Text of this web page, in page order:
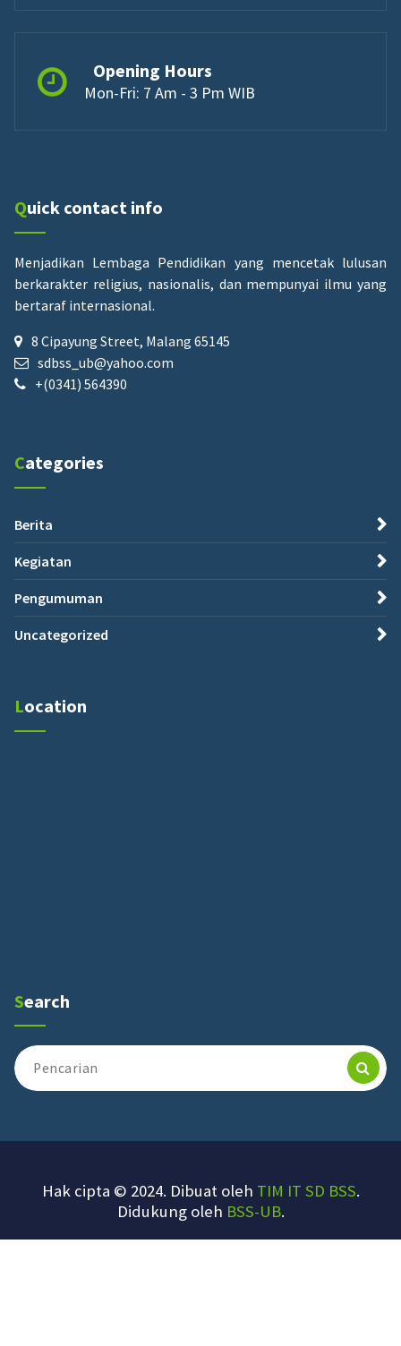
Opening Hours
Mon-Fri: 7 Am - 3 Pm WIB
Quick contact info
Menjadikan Lembaga Pendidikan yang mencetak lulusan
berkarakter religius, nasionalis, dan mempunyai ilmu yang
bertaraf internasional.
8 Cipayung Street, Malang 65145
sdbss_ub@yahoo.com
+(0341) 564390
Categories
Berita
Kegiatan
Pengumuman
Uncategorized
Location
Search
Pencarian
untuk:
Hak cipta © 2024. Dibuat oleh TIM IT SD BSS.
Didukung oleh BSS-UB.